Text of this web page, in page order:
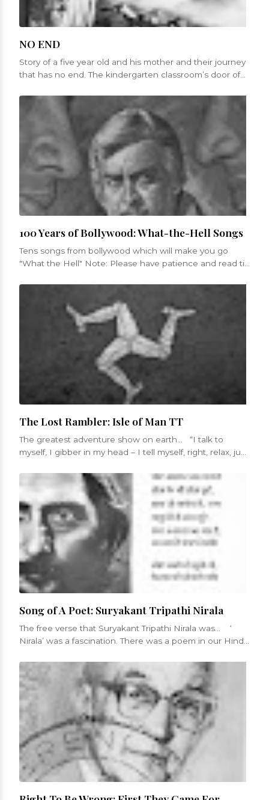
NO END
Story of a five year old and his mother and their journey
that has no end. The kindergarten classroom’s door of
100 Years of Bollywood: What-the-Hell Songs
Tens songs from bollywood which will make you go
"What the Hell" Note: Please have patience and read till
The Lost Rambler: Isle of Man TT
The greatest adventure show on earth... “I talk to
myself, I gibber in my head – I tell myself, right, relax, just
Song of A Poet: Suryakant Tripathi Nirala
The free verse that Suryakant Tripathi Nirala was... ‘
Nirala’ was a fascination. There was a poem in our Hindi